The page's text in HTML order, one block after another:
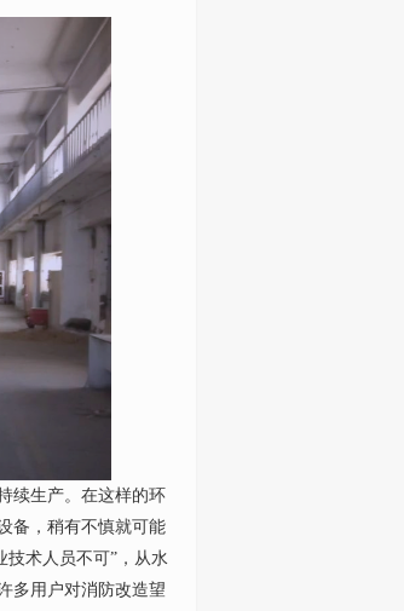
续生产。在这样的环
备，稍有不慎就可能
技术人员不可”，从水
多用户对消防改造望